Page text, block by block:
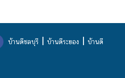
บ้านดีชลบุรี | บ้านดีระยอง | บ้านดี